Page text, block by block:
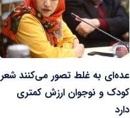
عده‌ای به غلط تصور می‌کنند شعر
کودک و نوجوان ارزش کمتری
دارد